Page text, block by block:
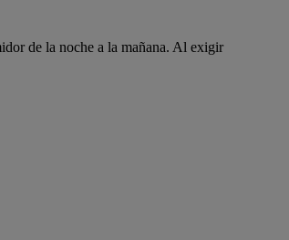
de la noche a la mañana. Al exigir